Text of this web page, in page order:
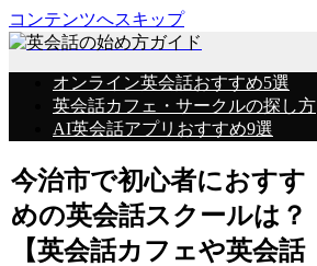
コンテンツへスキップ
オンライン英会話おすすめ5選
英会話カフェ・サークルの探し方
AI英会話アプリおすすめ9選
今治市で初心者におすす
めの英会話スクールは？
【英会話カフェや英会話